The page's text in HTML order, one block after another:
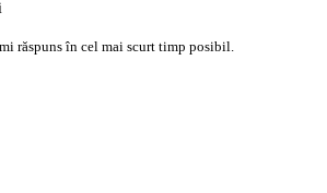
răspuns în cel mai scurt timp posibil.